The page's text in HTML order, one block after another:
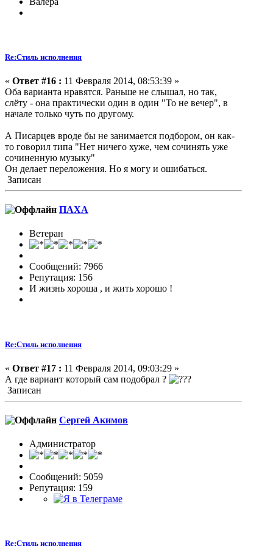
Re:Стиль исполнения
« Ответ #16 : 11 Февраля 2014, 08:53:39 »
Оба варианта нравятся. Раньше не слышал, но так,
слёту - она практически один в один "То не вечер", в
начале только чуть по другому.
А Писарцев вроде бы не занимается подбором, он как-
то говорил типа "Нет ничего хуже, чем сочинять уже
сочиненную музыку"
Он делает переложения. Но я могу и ошибаться.
Записан
ПАХА
Ветеран
Сообщений: 7966
Репутация: 156
И жизнь хороша , и жить хорошо !
Re:Стиль исполнения
« Ответ #17 : 11 Февраля 2014, 09:03:29 »
А где вариант который сам подобрал ?
Записан
Сергей Акимов
Администратор
Сообщений: 5059
Репутация: 159
Re:Стиль исполнения